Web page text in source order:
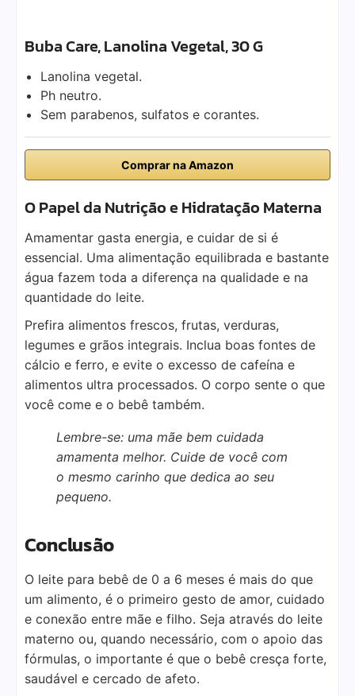
Buba Care, Lanolina Vegetal, 30 G
Lanolina vegetal.
Ph neutro.
Sem parabenos, sulfatos e corantes.
Comprar na Amazon
O Papel da Nutrição e Hidratação Materna
Amamentar gasta energia, e cuidar de si é
essencial. Uma alimentação equilibrada e bastante
água fazem toda a diferença na qualidade e na
quantidade do leite.
Prefira alimentos frescos, frutas, verduras,
legumes e grãos integrais. Inclua boas fontes de
cálcio e ferro, e evite o excesso de cafeína e
alimentos ultra processados. O corpo sente o que
você come e o bebê também.
Lembre-se: uma mãe bem cuidada
amamenta melhor. Cuide de você com
o mesmo carinho que dedica ao seu
pequeno.
Conclusão
O leite para bebê de 0 a 6 meses é mais do que
um alimento, é o primeiro gesto de amor, cuidado
e conexão entre mãe e filho. Seja através do leite
materno ou, quando necessário, com o apoio das
fórmulas, o importante é que o bebê cresça forte,
saudável e cercado de afeto.